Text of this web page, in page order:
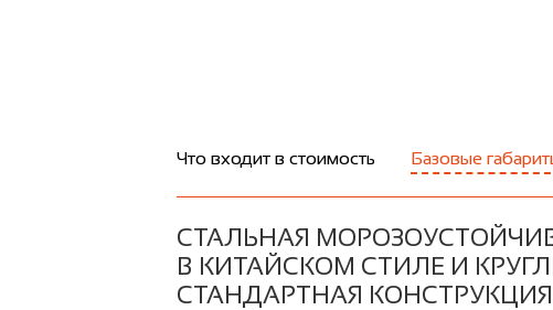
Что входит в стоимость Базовые
СТАЛЬНАЯ
В КИТАЙСКОМ СТИЛЕ И
СТАНДАРТНАЯ КОНСТРУКЦИЯ